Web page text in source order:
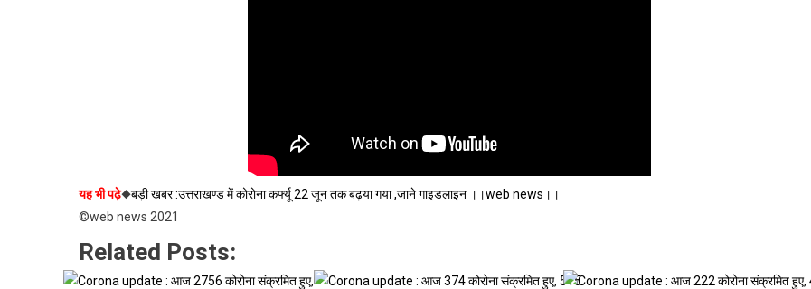
यह भी पढ़े◆बड़ी खबर :उत्तराखण्ड में कोरोना कर्फ्यू 22 जून तक बढ़या गया ,जाने गाइडलाइन ।।web news।।
©web news 2021
Related Posts: